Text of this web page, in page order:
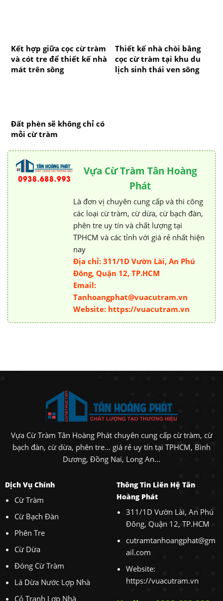
Kết hợp giữa cọc cừ tràm
và cót tre để thiết kế nhà
mát trên sông
Thiết kế nhà chòi bằng
cọc cừ tràm tại khu du
lịch sinh thái ven sông
Đất phèn sẽ không chỉ có
mỗi cừ tràm
Vựa Cừ Tràm Tân Hoàng
Phát
Là đơn vị chuyên cung cấp và thi công
các loại cừ tràm, cừ dừa, cừ bạch đàn,
phên tre uy tín và chất lượng tại
TPHCM và các tỉnh với giá rẻ nhất hiện
nay
Địa chỉ: 311/1D Vườn Lài, An Phú
Đông, Quận 12, TP.HCM
Email:
Tanhoangphat@vuacutram.vn
Website: https://vuacutram.vn
Vựa Cừ Tràm Tân Hoàng Phát chuyên cung cấp cừ tràm, cừ
bạch đàn, cừ dừa, phên tre… giá rẻ uy tín tại TPHCM, Bình
Dương, Đồng Nai, Long An...
Dịch Vụ Chính
Cừ Tràm
Cừ Bạch Đàn
Phên Tre
Cừ Dừa
Đóng Cừ Tràm
Lá Dừa Nước Lợp Nhà
Cỏ Tranh Lợp Nhà
Thông Tin Liên Hệ Tân
Hoàng Phát
311/1D Vườn Lài, An Phú
Đông, Quận 12, TP.HCM
cutramtanhoangphat@gm
ail.com
Website:
https://vuacutram.vn